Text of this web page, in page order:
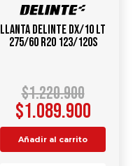
Llanta DELINTE DX/10 LT
275/60 R20 123/120S
$1.220.900
$1.089.900
Añadir al carrito